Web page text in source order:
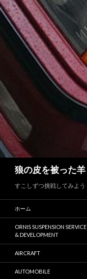
狼の皮を被った羊
すこしずつ挑戦してみよう
ホーム
ORNIS SUSPENSION SERVICE
& DEVELOPMENT
AIRCRAFT
AUTOMOBILE